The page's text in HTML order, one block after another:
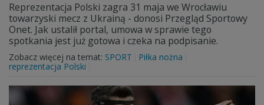
Reprezentacja Polski zagra 31 maja we Wrocławiu
towarzyski mecz z Ukrainą - donosi Przegląd Sportowy
Onet. Jak ustalił portal, umowa w sprawie tego
spotkania jest już gotowa i czeka na podpisanie.
Zobacz więcej na temat: SPORT
Piłka nożna
reprezentacja Polski